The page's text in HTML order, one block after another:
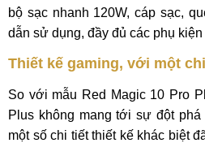
bộ sạc nhanh 120W, cáp sạc,
dẫn sử dụng, đầy đủ các phụ kiện
Thiết kế gaming, với một
So với mẫu Red Magic 10 Pro
Plus không mang tới sự đột
một số chi tiết thiết kế khác biệt